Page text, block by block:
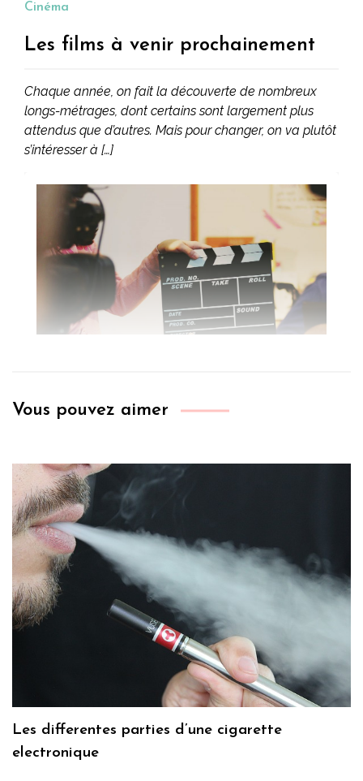
Cinéma
Les films à venir prochainement
Chaque année, on fait la découverte de nombreux
longs-métrages, dont certains sont largement plus
attendus que d’autres. Mais pour changer, on va plutôt
s’intéresser à […]
Vous pouvez aimer
Les differentes parties d’une cigarette
electronique